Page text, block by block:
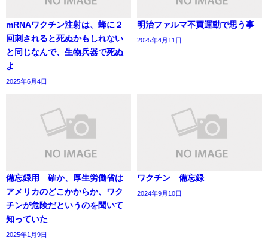
mRNAワクチン注射は、蜂に２
回刺されると死ぬかもしれない
と同じなんで、生物兵器で死ぬ
よ
2025年6月4日
明治ファルマ不買運動で思う事
2025年4月11日
備忘録用 確か、厚生労働省は
アメリカのどこかからか、ワク
チンが危険だというのを聞いて
知っていた
2025年1月9日
ワクチン 備忘録
2024年9月10日